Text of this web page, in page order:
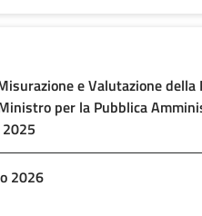
e Valutazione della
per la Pubblica
2026